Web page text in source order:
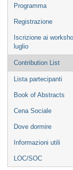
Programma
Registrazione
Iscrizione ai
luglio
Contribution List
Lista partecipanti
Book of Abstracts
Cena Sociale
Dove dormire
Informazioni utili
LOC/SOC